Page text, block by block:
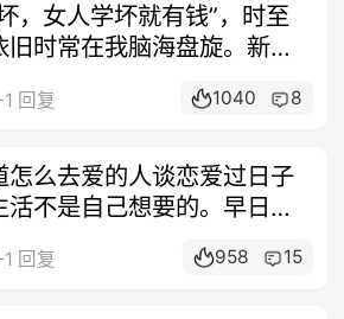
，女人学坏就有钱”，时至
时常在我脑海盘旋。新婚
回复 1040 8
怎么去爱的人谈恋爱过日子
不是自己想要的。早日脱
回复 958 15